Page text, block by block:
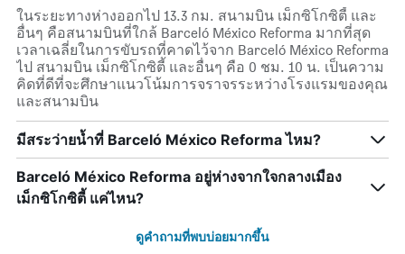
ในระยะทางห่างออกไป 13.3 กม. สนามบิน เม็กซิโกซิตี้ และ
อื่นๆ คือสนามบินที่ใกล้ Barceló México Reforma มากที่สุด
เวลาเฉลี่ยในการขับรถที่คาดไว้จาก Barceló México Reforma
ไป สนามบิน เม็กซิโกซิตี้ และอื่นๆ คือ 0 ชม. 10 น. เป็นความ
คิดที่ดีที่จะศึกษาแนวโน้มการจราจรระหว่างโรงแรมของคุณ
และสนามบิน
มีสระว่ายน้ำที่ Barceló México Reforma ไหม?
Barceló México Reforma อยู่ห่างจากใจกลางเมือง
เม็กซิโกซิตี้ แค่ไหน?
ดูคำถามที่พบบ่อยมากขึ้น